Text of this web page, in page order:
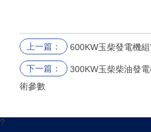
上一篇： 600KW玉柴發電機
下一篇：
300KW玉柴柴油發
術參數
?